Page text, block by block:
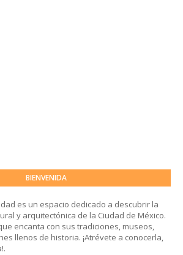
BIENVENIDA
es un espacio dedicado a descubrir la
y arquitectónica de la Ciudad de México.
encanta con sus tradiciones, museos,
llenos de historia. ¡Atrévete a conocerla,